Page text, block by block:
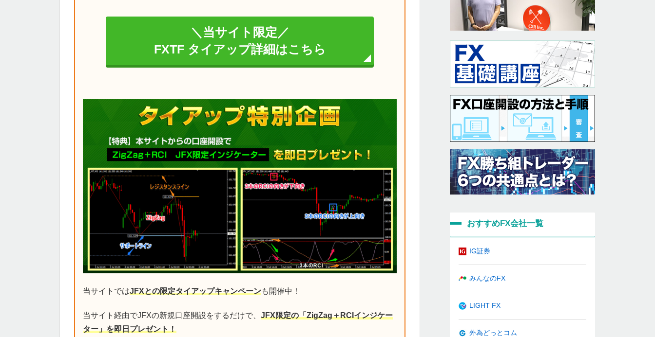
＼当サイト限定／
FXTF タイアップ詳細はこちら
当サイトではJFXとの限定タイアップキャンペーンも開催中！
当サイト経由でJFXの新規口座開設をするだけで、 JFX限定の「ZigZag＋RCIインジケー
ター」を即日プレゼント！
おすすめFX会社一覧
IG証券
みんなのFX
LIGHT FX
外為どっとコム